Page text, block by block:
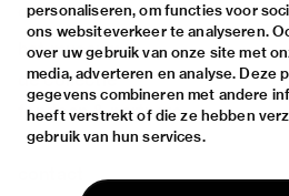
personaliseren, om functies voor
ons websiteverkeer te analyseren.
over uw gebruik van onze site met
media, adverteren en analyse. Deze
gegevens combineren met andere
heeft verstrekt of die ze hebben
gebruik van hun services.
over
het museum
de collectie
fondsen & partners